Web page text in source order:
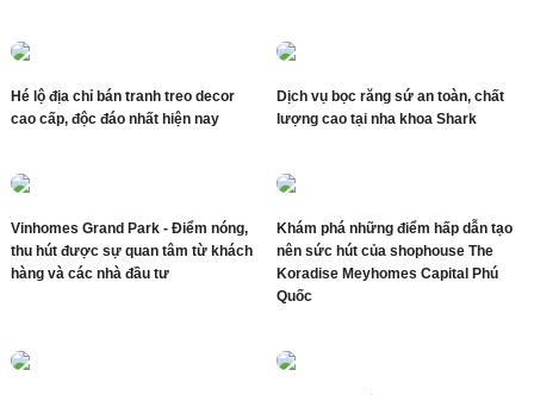
Hé lộ địa chỉ bán tranh treo decor
cao cấp, độc đáo nhất hiện nay
Dịch vụ bọc răng sứ an toàn, chất
lượng cao tại nha khoa Shark
Vinhomes Grand Park - Điểm nóng,
thu hút được sự quan tâm từ khách
hàng và các nhà đầu tư
Khám phá những điểm hấp dẫn tạo
nên sức hút của shophouse The
Koradise Meyhomes Capital Phú
Quốc